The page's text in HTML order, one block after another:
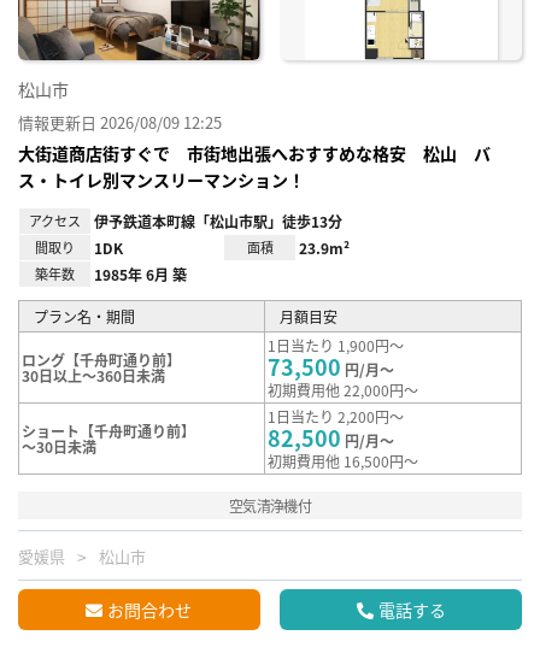
松山市
情報更新日 2026/08/09 12:25
大街道商店街すぐで 市街地出張へおすすめな格安 松山 バ
ス・トイレ別マンスリーマンション！
アクセス 伊予鉄道本町線「松山市駅」徒歩13分
間取り 1DK 面積 23.9m²
築年数 1985年 6月 築
プラン名・期間 月額目安
ロング【千舟町通り前】
30日以上～360日未満
1日当たり 1,900円～
73,500 円/月～
初期費用他 22,000円～
ショート【千舟町通り前】
～30日未満
1日当たり 2,200円～
82,500 円/月～
初期費用他 16,500円～
空気清浄機付
愛媛県 松山市
お問合わせ 電話する